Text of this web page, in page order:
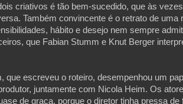
criativos é tão bem-sucedido, que às
Também convincente é o retrato de uma
hábito e desejo nem sempre
que Fabian Stumm e Knut Berger
que escreveu o roteiro, desempenhou um
juntamente com Nicola Heim. Os
de graça, porque o diretor tinha pressa de